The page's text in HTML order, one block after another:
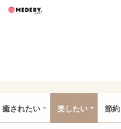
うまい肉
癒されたい 楽したい 節約